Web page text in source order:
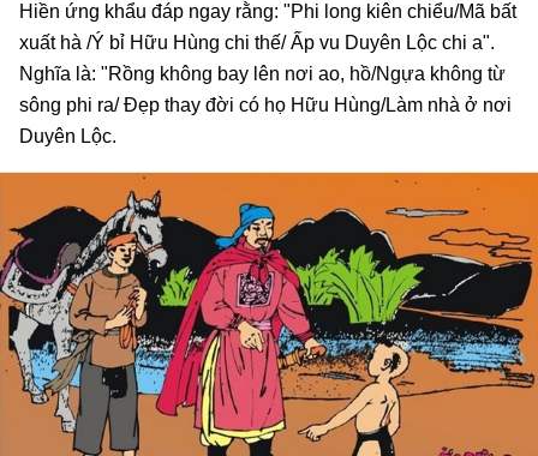
Hiền ứng khẩu đáp ngay rằng: "Phi long kiên chiểu/Mã bất
xuất hà /Ý bỉ Hữu Hùng chi thế/ Ấp vu Duyên Lộc chi a".
Nghĩa là: "Rồng không bay lên nơi ao, hồ/Ngựa không từ
sông phi ra/ Đẹp thay đời có họ Hữu Hùng/Làm nhà ở nơi
Duyên Lộc.